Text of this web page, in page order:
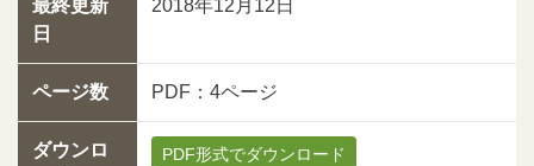
最終更新
日
2018年12月12日
ページ数 PDF：4ページ
ダウンロ
PDF形式でダウンロード